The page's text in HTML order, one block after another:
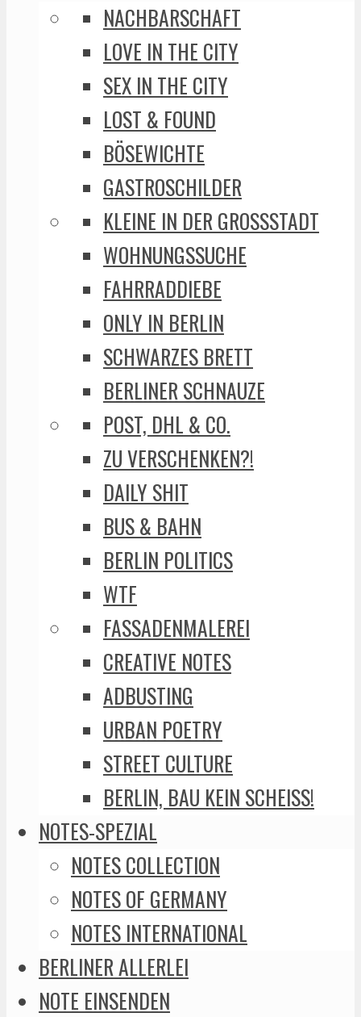
NACHBARSCHAFT
LOVE IN THE CITY
SEX IN THE CITY
LOST & FOUND
BÖSEWICHTE
GASTROSCHILDER
KLEINE IN DER GROSSSTADT
WOHNUNGSSUCHE
FAHRRADDIEBE
ONLY IN BERLIN
SCHWARZES BRETT
BERLINER SCHNAUZE
POST, DHL & CO.
ZU VERSCHENKEN?!
DAILY SHIT
BUS & BAHN
BERLIN POLITICS
WTF
FASSADENMALEREI
CREATIVE NOTES
ADBUSTING
URBAN POETRY
STREET CULTURE
BERLIN, BAU KEIN SCHEISS!
NOTES-SPEZIAL
NOTES COLLECTION
NOTES OF GERMANY
NOTES INTERNATIONAL
BERLINER ALLERLEI
NOTE EINSENDEN